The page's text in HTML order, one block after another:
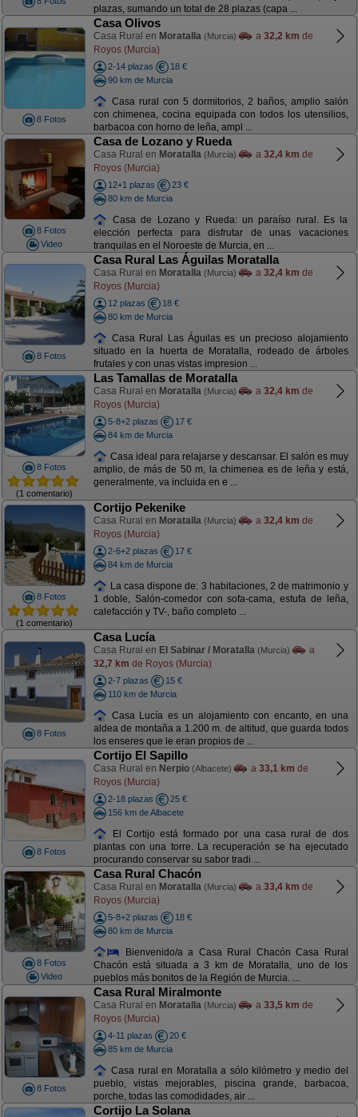
plazas, sumando un total de 28 plazas (capa ...
8 Fotos
Casa Olivos
Casa Rural en Moratalla (Murcia) a 32,2 km de
Royos (Murcia)
2-14 plazas
18 €
90 km de Murcia
Casa rural con 5 dormitorios, 2 baños, amplio salón
con chimenea, cocina equipada con todos los utensilios,
barbacoa con horno de leña, ampl ...
8 Fotos
Video
Casa de Lozano y Rueda
Casa Rural en Moratalla (Murcia) a 32,4 km de
Royos (Murcia)
12+1 plazas
23 €
80 km de Murcia
Casa de Lozano y Rueda: un paraíso rural. Es la
elección perfecta para disfrutar de unas vacaciones
tranquilas en el Noroeste de Murcia, en ...
8 Fotos
Casa Rural Las Águilas Moratalla
Casa Rural en Moratalla (Murcia) a 32,4 km de
Royos (Murcia)
12 plazas
18 €
80 km de Murcia
Casa Rural Las Águilas es un precioso alojamiento
situado en la huerta de Moratalla, rodeado de árboles
frutales y con unas vistas impresion ...
8 Fotos
(1 comentario)
Las Tamallas de Moratalla
Casa Rural en Moratalla (Murcia) a 32,4 km de
Royos (Murcia)
5-8+2 plazas
17 €
84 km de Murcia
Casa ideal para relajarse y descansar. El salón es muy
amplio, de más de 50 m, la chimenea es de leña y está,
generalmente, va incluida en e ...
8 Fotos
(1 comentario)
Cortijo Pekenike
Casa Rural en Moratalla (Murcia) a 32,4 km de
Royos (Murcia)
2-6+2 plazas
17 €
84 km de Murcia
La casa dispone de: 3 habitaciones, 2 de matrimonio y
1 doble, Salón-comedor con sofa-cama, estufa de leña,
calefacción y TV-, baño completo ...
8 Fotos
Casa Lucía
Casa Rural en El Sabinar / Moratalla (Murcia)
a
32,7 km de Royos (Murcia)
2-7 plazas
15 €
110 km de Murcia
Casa Lucía es un alojamiento con encanto, en una
aldea de montaña a 1.200 m. de altitud, que guarda todos
los enseres que le eran propios de ...
8 Fotos
Cortijo El Sapillo
Casa Rural en Nerpio (Albacete) a 33,1 km de
Royos (Murcia)
2-18 plazas
25 €
156 km de Albacete
El Cortijo está formado por una casa rural de dos
plantas con una torre. La recuperación se ha ejecutado
procurando conservar su sabor tradi ...
8 Fotos
Video
Casa Rural Chacón
Casa Rural en Moratalla (Murcia) a 33,4 km de
Royos (Murcia)
5-8+2 plazas
18 €
80 km de Murcia
Bienvenido/a a Casa Rural Chacón Casa Rural
Chacón está situada a 3 km de Moratalla, uno de los
pueblos más bonitos de la Región de Murcia. ...
8 Fotos
Casa Rural Miralmonte
Casa Rural en Moratalla (Murcia) a 33,5 km de
Royos (Murcia)
4-11 plazas
20 €
85 km de Murcia
Casa rural en Moratalla a sólo kilómetro y medio del
pueblo, vistas mejorables, piscina grande, barbacoa,
porche, todas las comodidades, air ...
Cortijo La Solana